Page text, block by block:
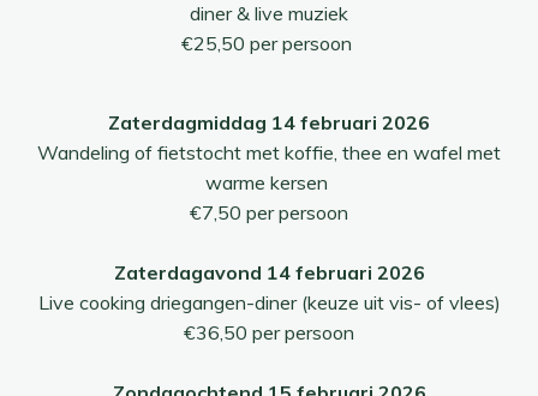
diner & live muziek
€25,50 per persoon
Zaterdagmiddag 14 februari 2026
Wandeling of fietstocht met koffie, thee en wafel met
warme kersen
€7,50 per persoon
Zaterdagavond 14 februari 2026
Live cooking driegangen-diner (keuze uit vis- of vlees)
€36,50 per persoon